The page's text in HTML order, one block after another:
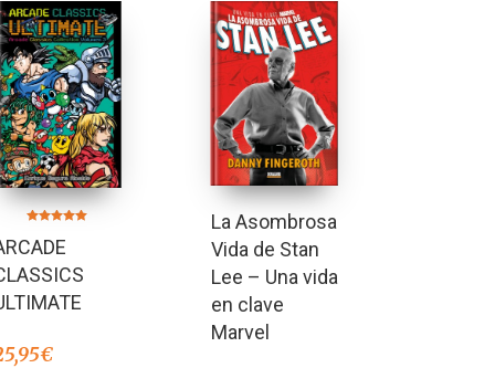
5.00
de 5
€
La Asombrosa
Vida de Stan
Lee – Una vida
en clave
Marvel